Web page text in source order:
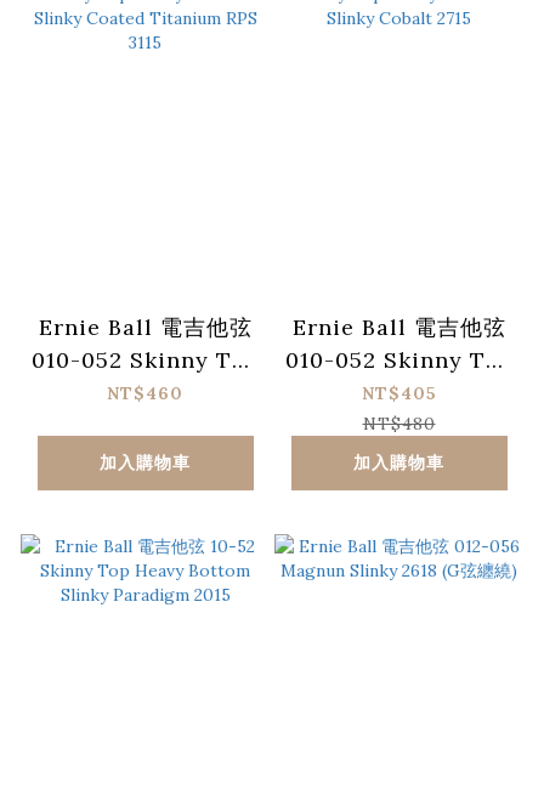
Ernie Ball 電吉他弦
010-052 Skinny Top
Heavy Bottom
Titanium RPS 3115
NT$460
加入購物車
Ernie Ball 電吉他弦
010-052 Skinny Top
Heavy Bottom
Slinky Cobalt 2715
NT$405
NT$480
加入購物車